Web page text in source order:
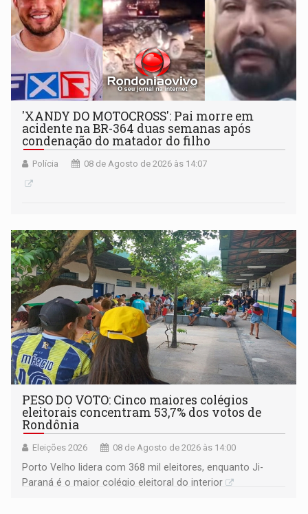
'XANDY DO MOTOCROSS': Pai morre em
acidente na BR-364 duas semanas após
condenação do matador do filho
Polícia 08 de Agosto de 2026 às 14:07
PESO DO VOTO: Cinco maiores colégios
eleitorais concentram 53,7% dos votos de
Rondônia
Eleições 2026 08 de Agosto de 2026 às 14:00
Porto Velho lidera com 368 mil eleitores, enquanto Ji-
Paraná é o maior colégio eleitoral do interior